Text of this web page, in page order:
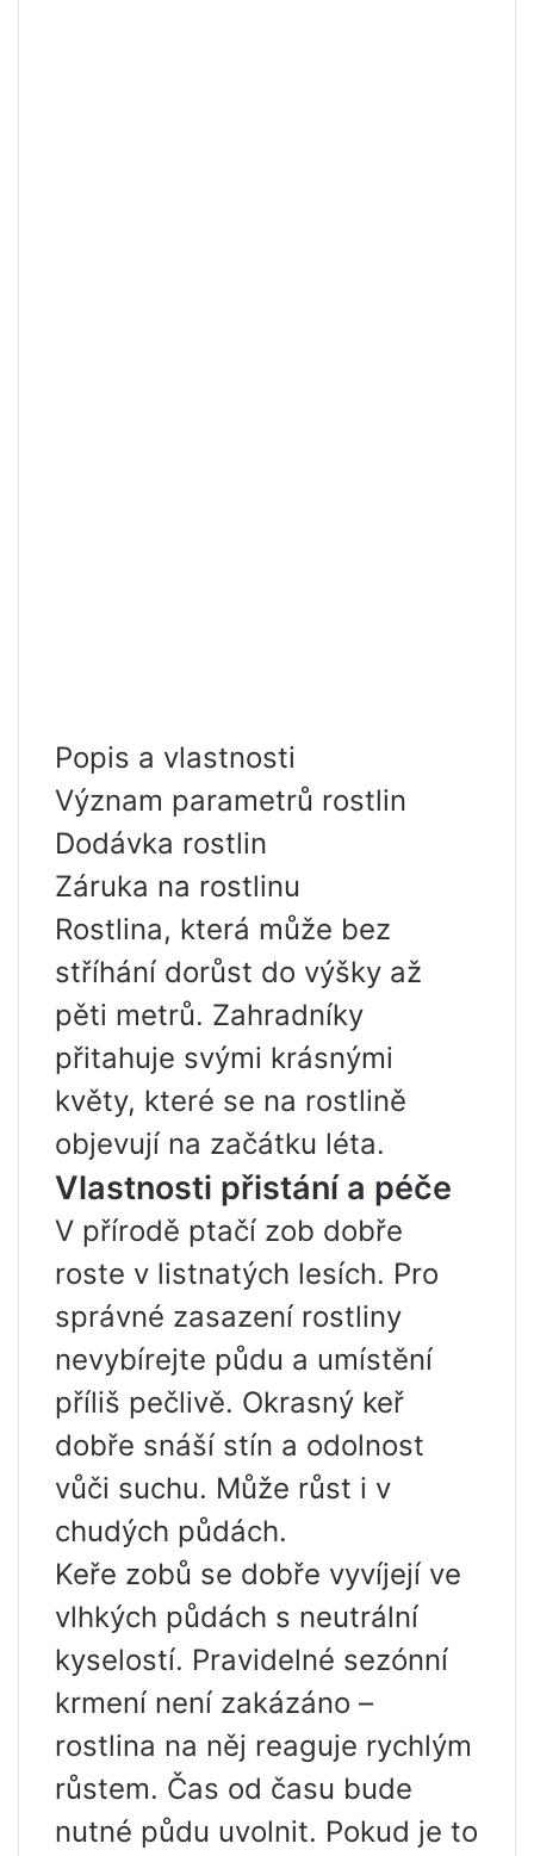
Popis a vlastnosti
Význam parametrů rostlin
Dodávka rostlin
Záruka na rostlinu
Rostlina, která může bez
stříhání dorůst do výšky až
pěti metrů. Zahradníky
přitahuje svými krásnými
květy, které se na rostlině
objevují na začátku léta.
Vlastnosti přistání a péče
V přírodě ptačí zob dobře
roste v listnatých lesích. Pro
správné zasazení rostliny
nevybírejte půdu a umístění
příliš pečlivě. Okrasný keř
dobře snáší stín a odolnost
vůči suchu. Může růst i v
chudých půdách.
Keře zobů se dobře vyvíjejí ve
vlhkých půdách s neutrální
kyselostí. Pravidelné sezónní
krmení není zakázáno –
rostlina na něj reaguje rychlým
růstem. Čas od času bude
nutné půdu uvolnit. Pokud je to